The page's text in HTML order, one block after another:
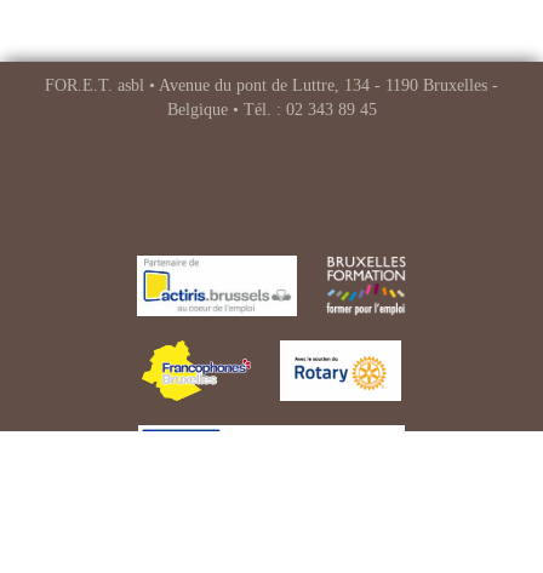
FOR.E.T. asbl • Avenue du pont de Luttre, 134 - 1190 Bruxelles -
Belgique • Tél. : 02 343 89 45